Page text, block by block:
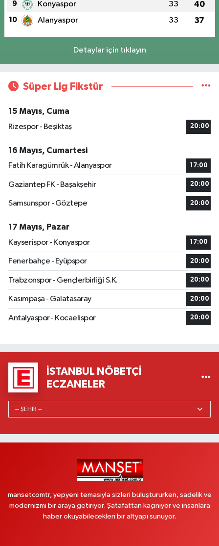
9 Konyaspor 33 40
10 Alanyaspor 33 37
Detaylar için tıklayın
Süper Lig Fikstür
15 Mayıs, Cuma
Rizespor - Beşiktaş
20:00
16 Mayıs, Cumartesi
Fatih Karagümrük - Alanyaspor
17:00
Gaziantep FK - Başakşehir 20:00
Samsunspor - Göztepe 20:00
17 Mayıs, Pazar
Kayserispor - Konyaspor
17:00
Fenerbahçe - Eyüpspor 20:00
Trabzonspor - Gençlerbirliği S.K. 20:00
Kasımpaşa - Galatasaray 20:00
Antalyaspor - Kocaelispor 20:00
İSTANBUL NÖBETÇI
ECZANELER
mansetcomtr, yepyeni temasıyla sizleri buluştururken, sadelik ve
modernizmi bir araya getiriyor. Şatafattan kaçınıyor ve insanlara
haber okuyabilecekleri bir altyapı sunuyor.